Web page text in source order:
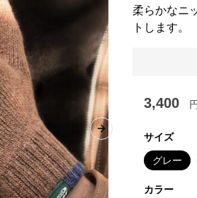
Next slide
柔らかなニ
トします。
3,400 円
サイズ
グレー
カラー